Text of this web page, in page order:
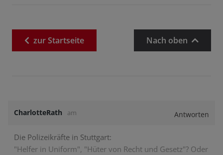
zurStartseite Nach oben
CharlotteRath am Antworten
Die Polizeikräfte in Stuttgart:
"Helfer in Uniform", "Hüter von Recht und Gesetz"? Oder